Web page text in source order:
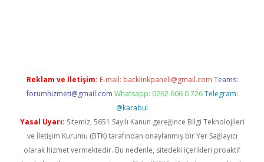
Reklam ve İletişim: E-mail: backlinkpaneli@gmail.com Teams:
forumhizmeti@gmail.com Whatsapp: 0262 606 0 726 Telegram:
@karabul
Yasal Uyarı: Sitemiz, 5651 Sayılı Kanun gereğince Bilgi Teknolojileri
ve İletişim Kurumu (BTK) tarafından onaylanmış bir Yer Sağlayıcı
olarak hizmet vermektedir. Bu nedenle, sitedeki içerikleri proaktif